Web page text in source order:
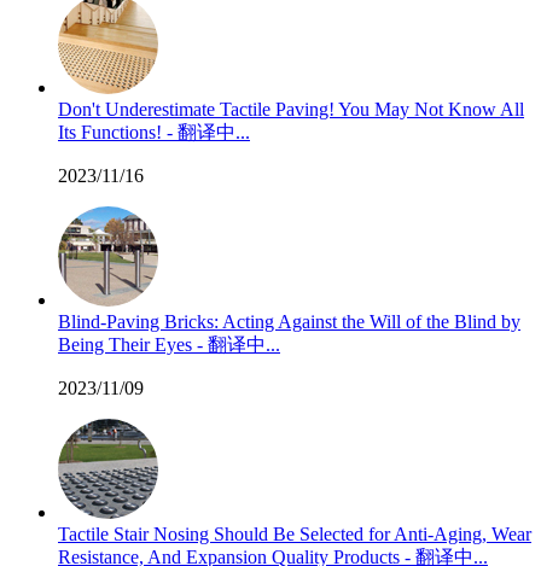
Don't Underestimate Tactile Paving! You May Not Know All
Its Functions! - 翻译中...
2023/11/16
Blind-Paving Bricks: Acting Against the Will of the Blind by
Being Their Eyes - 翻译中...
2023/11/09
Tactile Stair Nosing Should Be Selected for Anti-Aging, Wear
Resistance, And Expansion Quality Products - 翻译中...